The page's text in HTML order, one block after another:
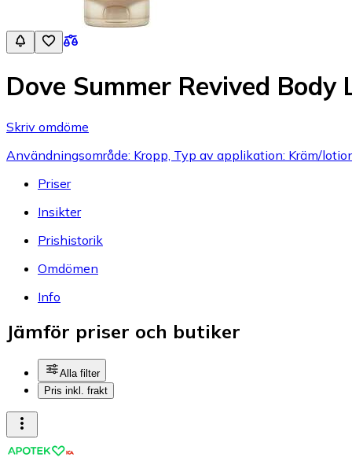
Dove Summer Revived
Skriv omdöme
Användningsområde: Kropp, Typ av applikation: Kräm/
Priser
Insikter
Prishistorik
Omdömen
Info
Jämför priser och butiker
Alla filter
Pris inkl. frakt